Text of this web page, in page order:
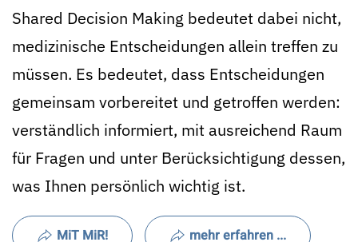
Shared Decision Making bedeutet dabei nicht,
medizinische Entscheidungen allein treffen zu
müssen. Es bedeutet, dass Entscheidungen
gemeinsam vorbereitet und getroffen werden:
verständlich informiert, mit ausreichend Raum
für Fragen und unter Berücksichtigung dessen,
was Ihnen persönlich wichtig ist.
MiT MiR! mehr erfahren ...